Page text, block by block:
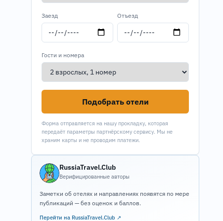
Заезд Отъезд
Гости и номера
Подобрать отели
Форма отправляется на нашу прокладку, которая
передаёт параметры партнёрскому сервису. Мы не
храним карты и не проводим платежи.
RussiaTravel.Club
Верифицированные авторы
Заметки об отелях и направлениях появятся по мере
публикаций — без оценок и баллов.
Перейти на RussiaTravel.Club ↗